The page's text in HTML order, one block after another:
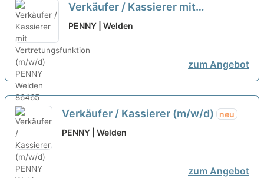
Verkäufer / Kassierer mit
Vertretungsfunktion (m/w/d)
PENNY | Welden
zum Angebot
Verkäufer / Kassierer (m/w/d)
neu
PENNY | Welden
zum Angebot